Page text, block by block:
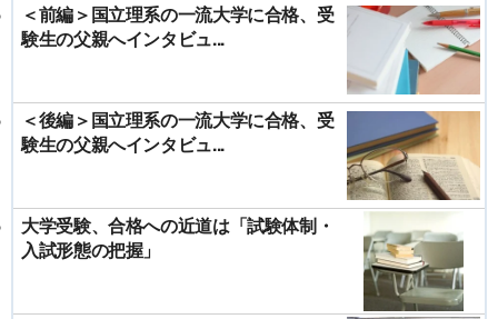
＜前編＞国立理系の一流大学に合格、受
験生の父親へインタビュ...
＜後編＞国立理系の一流大学に合格、受
験生の父親へインタビュ...
大学受験、合格への近道は「試験体制・
入試形態の把握」